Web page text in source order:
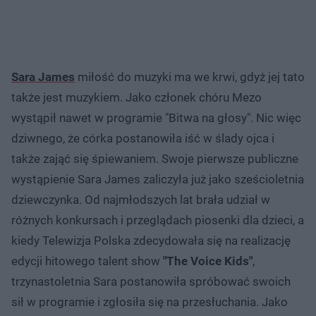
Sara James miłość do muzyki ma we krwi, gdyż jej tato
także jest muzykiem. Jako członek chóru Mezo
wystąpił nawet w programie "Bitwa na głosy". Nic więc
dziwnego, że córka postanowiła iść w ślady ojca i
także zająć się śpiewaniem. Swoje pierwsze publiczne
wystąpienie Sara James zaliczyła już jako sześcioletnia
dziewczynka. Od najmłodszych lat brała udział w
różnych konkursach i przeglądach piosenki dla dzieci, a
kiedy Telewizja Polska zdecydowała się na realizację
edycji hitowego talent show "The Voice Kids",
trzynastoletnia Sara postanowiła spróbować swoich
sił w programie i zgłosiła się na przesłuchania. Jako